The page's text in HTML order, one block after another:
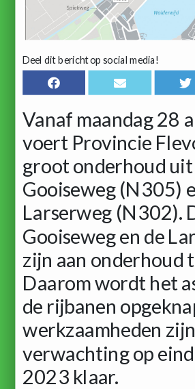
Deel dit bericht op social media!
Vanaf maandag 28
voert Provincie
groot onderhoud uit
Gooiseweg (N305)
Larserweg (N302).
Gooiseweg en de
zijn aan onderhoud
Daarom wordt het
de rijbanen
werkzaamheden
verwachting op
2023 klaar.